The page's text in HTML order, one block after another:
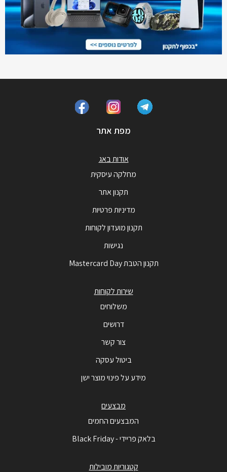
מפת אתר
אודות באג
מחלקה עיסקית
תקנון אתר
מדיניות פרטיות
תקנון מועדון לקוחות
נגישות
תקנון הטבת Mastercard Day
שירות לקוחות
משלוחים
דרושים
צור קשר
ביטול עסקה
מידע על פינוי מוצר ישן
מבצעים
המבצעים החמים
בלאק פריידי - Black Friday
קטגוריות מובילות